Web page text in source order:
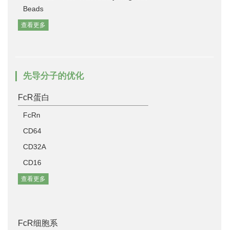
Beads
查看更多
先导分子的优化
FcR蛋白
FcRn
CD64
CD32A
CD16
查看更多
FcR细胞系